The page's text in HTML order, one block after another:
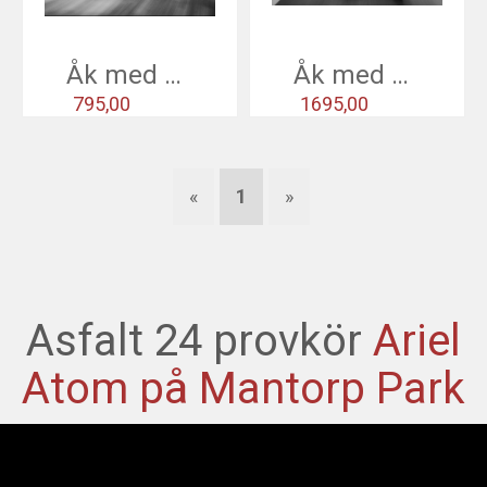
Åk med en Atom 4
795,00
Åk med en Atom 4 +
1695,00
« 1 »
Asfalt 24 provkör Ariel
Atom på Mantorp Park